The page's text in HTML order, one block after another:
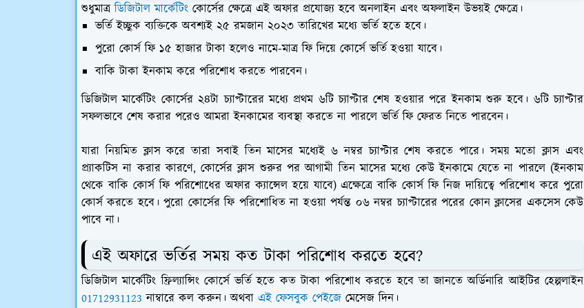
শুধুমাত্রডিজিটাল মার্কেটিং কোর্সের ক্ষেত্রে এই অফার প্রযোজ্য হবে অনলাইন এবং অফলাইন উভয়ই ক্ষেত্রে।
ভর্তি ইচ্ছুক ব্যক্তিকে অবশ্যই ২৫ রমজান ২০২৩ তারিখের মধ্যে ভর্তি হতে হবে।
পুরো কোর্স ফি ১৫ হাজার টাকা হলেও নামে-মাত্র ফি দিয়ে কোর্সে ভর্তি হওয়া যাবে।
বাকি টাকা ইনকাম করে পরিশোধ করতে পারবেন।
ডিজিটাল মার্কেটিং কোর্সের ২৪টা চ্যাপ্টারের মধ্যে প্রথম ৬টি চ্যাপ্টার শেষ হওয়ার পরে ইনকাম শুরু হবে। ৬টি চ্যাপ্টার
সফলভাবে শেষ করার পরেও আমরা ইনকামের ব্যবস্থা করতে না পারলে ভর্তি ফি ফেরত নিতে পারবেন।
যারা নিয়মিত ক্লাস করে তারা সবাই তিন মাসের মধ্যেই ৬ নম্বর চ্যাপ্টার শেষ করতে পারে। সময় মতো ক্লাস এবং
প্র্যাকটিস না করার কারণে, কোর্সের ক্লাস শুরুর পর আগামী তিন মাসের মধ্যে কেউ ইনকামে যেতে না পারলে (ইনকাম
থেকে বাকি কোর্স ফি পরিশোধের অফার ক্যান্সেল হয়ে যাবে) এক্ষেত্রে বাকি কোর্স ফি নিজ দায়িত্বে পরিশোধ করে পুরো
কোর্স করতে হবে। পুরো কোর্সের ফি পরিশোধিত না হওয়া পর্যন্ত ০৬ নম্বর চ্যাপ্টারের পরের কোন ক্লাসের একসেস কেউ
পাবে না।
এই অফারে ভর্তির সময় কত টাকা পরিশোধ করতে হবে?
ডিজিটাল মার্কেটিং ফ্রিল্যান্সিং কোর্সে ভর্তি হতে কত টাকা পরিশোধ করতে হবে তা জানতে অর্ডিনারি আইটির হেল্পলাইন
01712931123 নাম্বারে কল করুন। অথবা এই ফেসবুক পেইজে মেসেজ দিন।